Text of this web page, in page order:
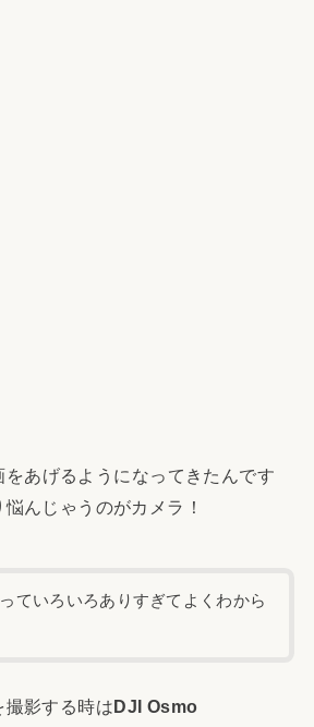
あげるようになってきたんです
んじゃうのがカメラ！
ていろいろありすぎてよくわから
影する時はDJI Osmo